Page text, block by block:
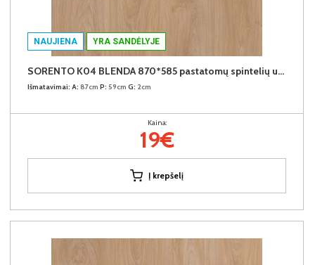
NAUJIENA YRA SANDĖLYJE
SORENTO K04 BLENDA 870*585 pastatomų spintelių užbaigimo detalė (Puccini)
Išmatavimai: A: 87cm P: 59cm G: 2cm
Kaina:
19€
Į krepšelį